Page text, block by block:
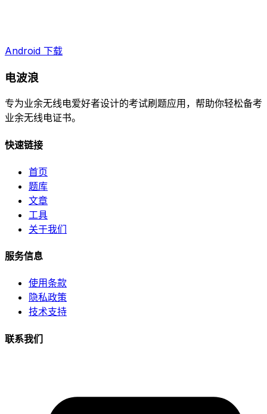
Android 下载
电波浪
专为业余无线电爱好者设计的考试刷题应用，帮助你轻松备考
业余无线电证书。
快速链接
首页
题库
文章
工具
关于我们
服务信息
使用条款
隐私政策
技术支持
联系我们